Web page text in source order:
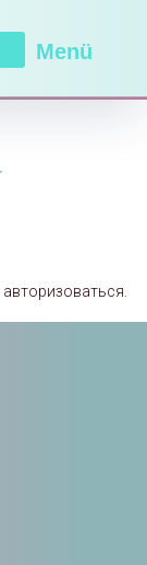
Menü
авторизоваться